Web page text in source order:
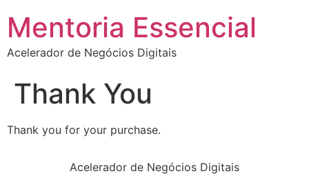
Mentoria Essencial
Acelerador de Negócios Digitais
Thank You
Thank you for your purchase.
Acelerador de Negócios Digitais